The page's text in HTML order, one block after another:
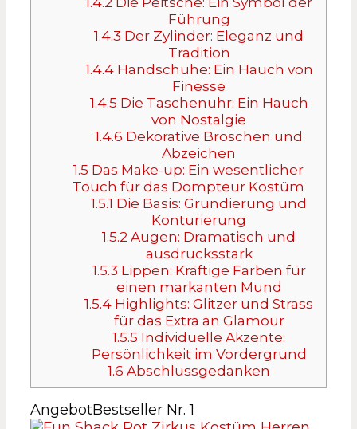
Führung
1.4.3 Der Zylinder: Eleganz und
Tradition
1.4.4Handschuhe: Ein Hauch von
Finesse
1.4.5 Die Taschenuhr: Ein Hauch
von Nostalgie
1.4.6 Dekorative Broschen und
Abzeichen
1.5 Das Make-up: Ein wesentlicher
Touch für das Dompteur Kostüm
1.5.1 Die Basis: Grundierung und
Konturierung
1.5.2 Augen: Dramatisch und
ausdrucksstark
1.5.3 Lippen: Kräftige Farben für
einen markanten Mund
1.5.4 Highlights: Glitzer und Strass
für das Extra an Glamour
1.5.5 Individuelle Akzente:
Persönlichkeit im Vordergrund
1.6 Abschlussgedanken
AngebotBestseller Nr. 1